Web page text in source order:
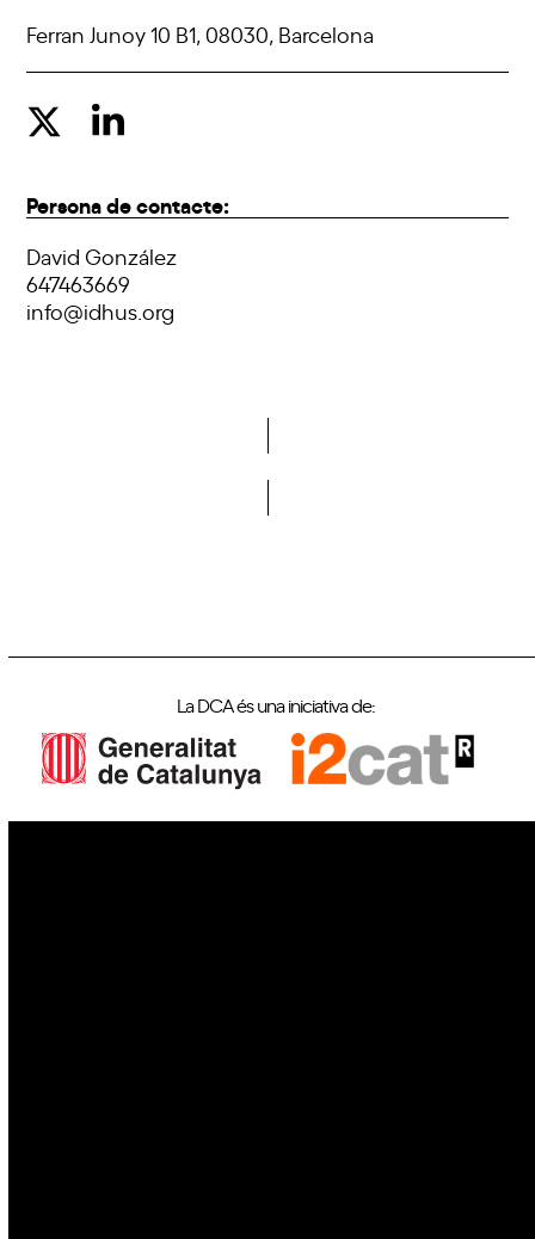
Ferran Junoy 10 B1, 08030, Barcelona
Persona de contacte:
David González
647463669
info@idhus.org
La DCA és una iniciativa de: